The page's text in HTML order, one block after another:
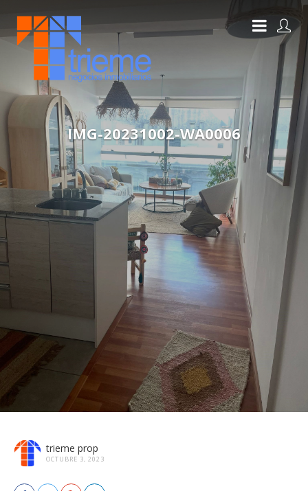
IMG-20231002-WA0006
trieme prop
OCTUBRE 3, 2023